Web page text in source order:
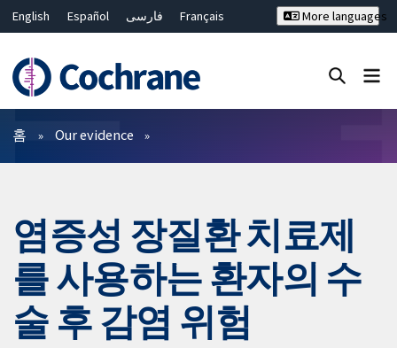
English Español فارسی
Français
Bahasa Malaysia
ไทย
繁體中文
简体中文
More languages
필터
홈 Our evidence
염증성 장질환 치료제
를 사용하는 환자의 수
술 후 감염 위험